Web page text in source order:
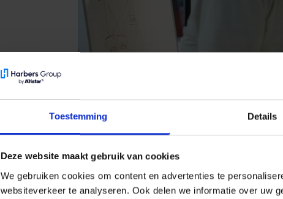
Toestemming Details
Deze website maakt gebruik van cookies
We gebruiken cookies om content en advertenties te
websiteverkeer te analyseren. Ook delen we informatie over uw